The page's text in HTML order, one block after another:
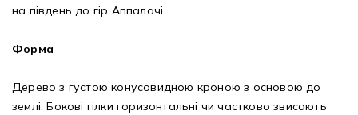
на південь до гір Аппалачі.
Форма
Дерево з густою конусовидною кроною з основою до
землі. Бокові гілки горизонтальні чи частково звисають